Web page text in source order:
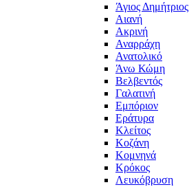
Άγιος Δημήτριος
Αιανή
Ακρινή
Αναρράχη
Ανατολικό
Άνω Κώμη
Βελβεντός
Γαλατινή
Εμπόριον
Εράτυρα
Κλείτος
Κοζάνη
Κομνηνά
Κρόκος
Λευκόβρυση